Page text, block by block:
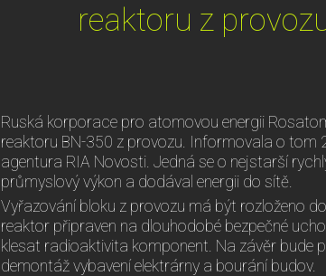
reaktoru z
Ruská korporace pro atomovou energii
reaktoru BN-350 z provozu. Informovala o tom
agentura RIA Novosti. Jedná se o nejstarší
průmyslový výkon a dodával energii do sítě.
Vyřazování bloku z provozu má být rozloženo
reaktor připraven na dlouhodobé bezpečné
klesat radioaktivita komponent. Na závěr bude
demontáž vybavení elektrárny a bourání budov.